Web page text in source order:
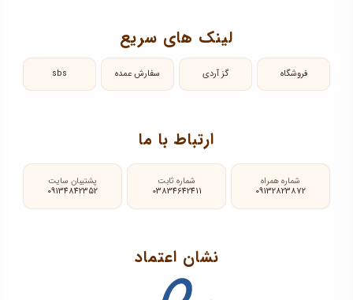
لینک های سریع
فروشگاه گز آردی سفارش عمده sbs
ارتباط با ما
شماره همراه
09132823872
شماره ثابت
03834642411
پشتیبان سایت
09134842352
نشان اعتماد